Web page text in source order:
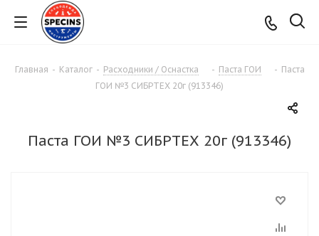
Главная - Каталог - Расходники / Оснастка - Паста ГОИ - Паста
ГОИ №3 СИБРТЕХ 20г (913346)
Паста ГОИ №3 СИБРТЕХ 20г (913346)